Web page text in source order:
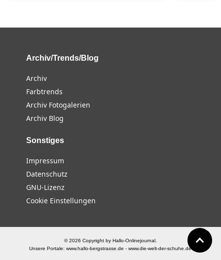
Archiv/Trends/Blog
Archiv
Farbtrends
Archiv Fotogalerien
Archiv Blog
Sonstiges
Impressum
Datenschutz
GNU-Lizenz
Cookie Einstellungen
© 2026 Copyright by Hallo-Onlinejournal.
Unsere Portale:www.hallo-bergstrasse.de -www.die-welt-der-schuhe.de